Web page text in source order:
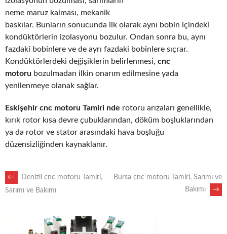
neme maruz kalması, mekanik
baskılar. Bunların sonucunda ilk olarak aynı bobin içindeki
kondüktörlerin izolasyonu bozulur. Ondan sonra bu, aynı
fazdaki bobinlere ve de ayrı fazdaki bobinlere sıçrar.
Kondüktörlerdeki değişiklerin belirlenmesi, cnc
motoru bozulmadan ilkin onarım edilmesine yada
yenilenmeye olanak sağlar.
Eskişehir cnc motoru Tamiri nde rotoru arızaları genellikle,
kırık rotor kısa devre çubuklarından, döküm boşluklarından
ya da rotor ve stator arasındaki hava boşluğu
düzensizliğinden kaynaklanır.
POST
NAVIGATION
←
Denizli cnc motoru Tamiri,
Sarımı ve Bakımı
Bursa cnc motoru Tamiri, Sarımı ve
Bakımı
→